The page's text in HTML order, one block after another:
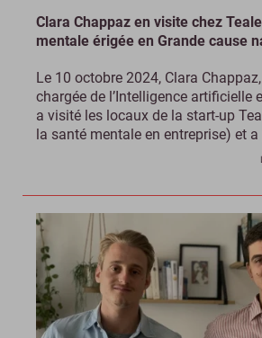
Clara Chappaz en visite chez
mentale érigée en Grande cause
Le 10 octobre 2024, Clara
chargée de l’Intelligence artificielle
a visité les locaux de la start-up
la santé mentale en entreprise) et